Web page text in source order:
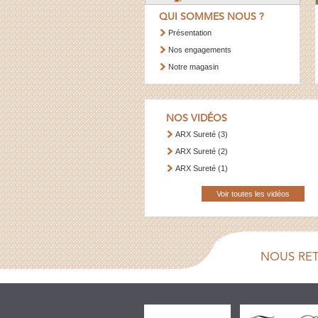
QUI SOMMES NOUS ?
Présentation
Nos engagements
Notre magasin
NOS VIDÉOS
ARX Sureté (3)
ARX Sureté (2)
ARX Sureté (1)
Voir toutes les vidéos
NOUS